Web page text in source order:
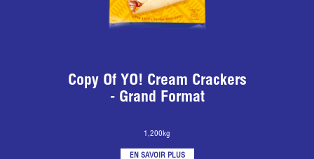
Copy Of YO! Cream Crackers
- Grand Format
1,200kg
EN SAVOIR PLUS